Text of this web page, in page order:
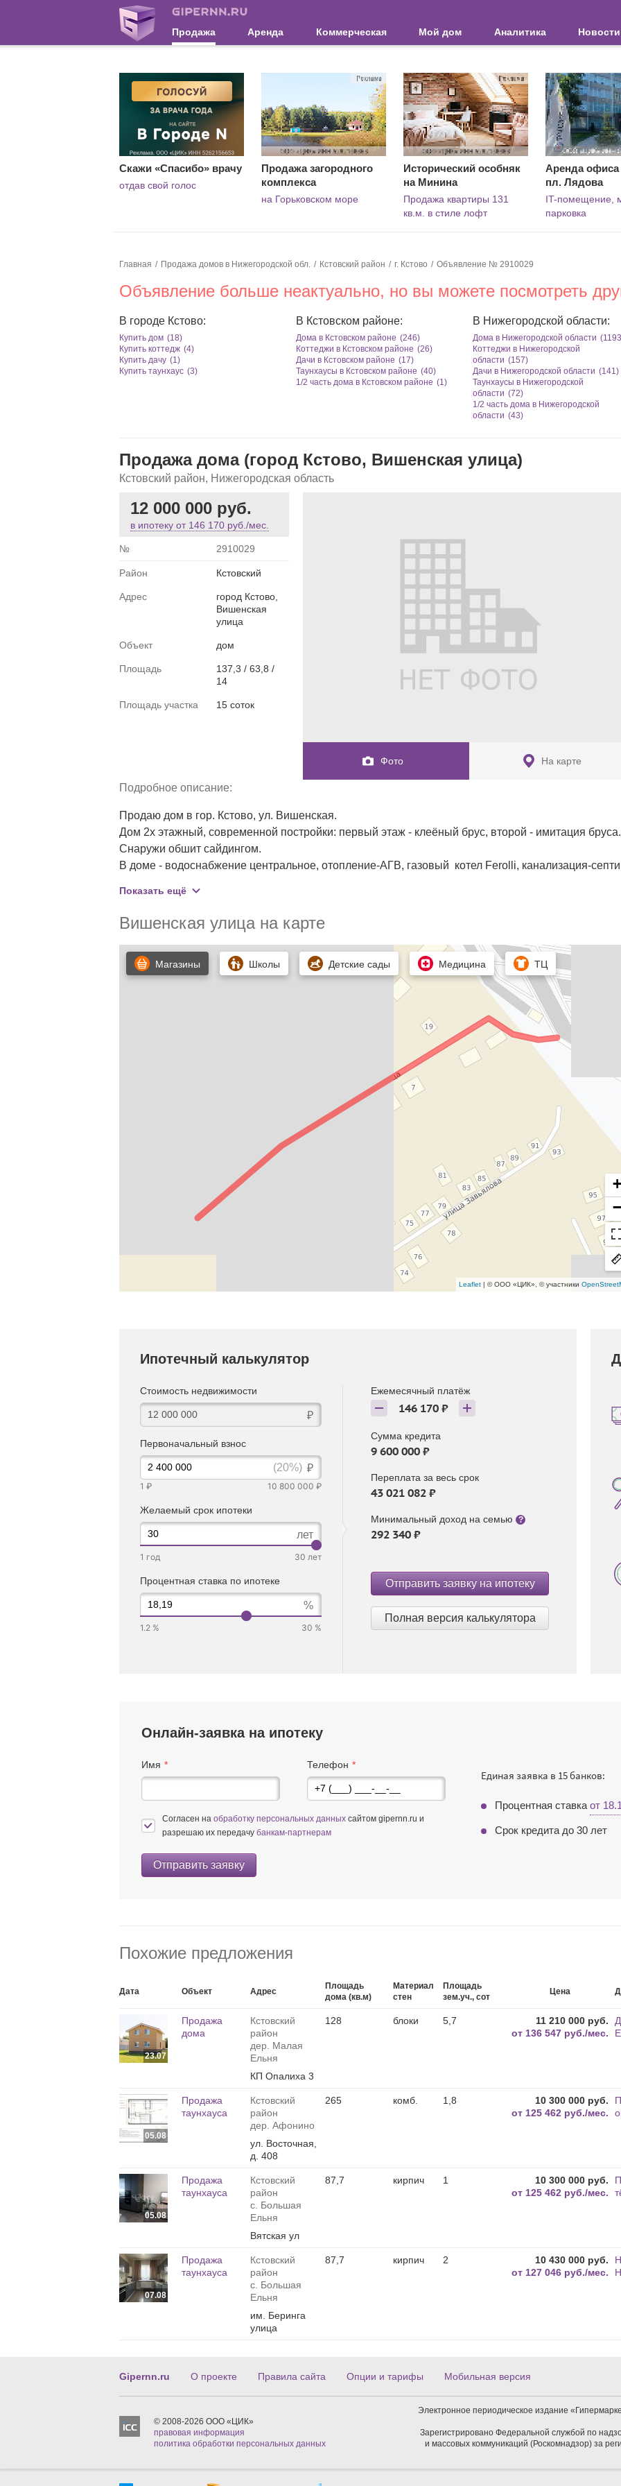
Продажа Аренда Коммерческая Мой дом Аналитика Новости
Скажи «Спасибо» врачу
отдав свой голос
Продажа загородного
комплекса
на Горьковском море
Исторический особняк
на Минина
Продажа квартиры 131
кв.м. в стиле лофт
Аренда офиса
пл. Лядова
IT-помещение,
парковка
Главная Продажа домов в Нижегородской обл. Кстовский район г. Кстово Объявление № 2910029
Объявление больше неактуально, но вы можете посмотреть
В городе Кстово:
Купить дом (18)
Купить коттедж (4)
Купить дачу (1)
Купить таунхаус (3)
В Кстовском районе:
Дома в Кстовском районе (246)
Коттеджи в Кстовском районе (26)
Дачи в Кстовском районе (17)
Таунхаусы в Кстовском районе (40)
1/2 чаcть дома в Кстовском районе (1)
В Нижегородской области:
Дома в Нижегородской области
Коттеджи в Нижегородской
области (157)
Дачи в Нижегородской области (141)
Таунхаусы в Нижегородской
области (72)
1/2 чаcть дома в Нижегородской
области (43)
Продажа дома (город Кстово, Вишенская улица)
Кстовский район, Нижегородская область
12 000 000 руб.
в ипотеку от 146 170 руб./мес.
№ 2910029
Район Кстовский
Адрес
город Кстово,
Вишенская
улица
Объект дом
Площадь
137,3 / 63,8 /
14
Площадь участка 15 соток
Фото На карте
Подробное описание:
Продаю дом в гор. Кстово, ул. Вишенская.
Дом 2х этажный, современной постройки: первый этаж - клеёный брус, второй - имитация бруса.
Снаружи обшит сайдингом.
В доме - водоснабжение центральное, отопление-АГВ, газовый  котел Ferolli, канализация-
сайдинг. Есть кирпичный гараж и крытый навес на 1 автомобиль с откатными воротами и
центральные распашные ворота (рядом с калиткой).
На участке есть вольер для собак на 2 будки, плодовые кустарники и деревья.
Один взрослый собственник.
Подходит под ипотеку.
Альтернат.
Показать ещё
Вишенская улица на карте
Магазины Школы Детские сады Медицина ТЦ
+
−
Leaflet | © ООО «ЦИК», © участники
Ипотечный калькулятор
Стоимость недвижимости
₽
Первоначальный взнос
(20%)
1 ₽ 10 800 000 ₽
₽
Желаемый срок ипотеки
1 год 30 лет
лет
Процентная ставка по ипотеке
1.2 % 30 %
%
Ежемесячный платёж
146 170 ₽
Сумма кредита
9 600 000 ₽
Переплата за весь срок
43 021 082 ₽
Минимальный доход на семью ?
292 340 ₽
Отправить заявку на ипотеку
Полная версия калькулятора
Онлайн-заявка на ипотеку
Имя Телефон
Согласен на обработку персональных данных сайтом gipernn.ru и
разрешаю их передачу банкам-партнерам
Отправить заявку
Единая заявка в 15 банков:
Процентная ставка от
Срок кредита до 30 лет
Похожие предложения
Дата Объект Адрес
Площадь
дома (кв.м)
Материал
стен
Площадь
зем.уч., сот
Цена
23.07
Продажа
дома
Кстовский
район
дер. Малая
Ельня
КП Опалиха 3
128 блоки 5,7
11 210 000 руб.
от 136 547 руб./мес.
05.08
Продажа
таунхауса
Кстовский
район
дер. Афонино
ул. Восточная,
д. 408
265 комб. 1,8
10 300 000 руб.
от 125 462 руб./мес.
05.08
Продажа
таунхауса
Кстовский
район
с. Большая
Ельня
Вятская ул
87,7 кирпич 1
10 300 000 руб.
от 125 462 руб./мес.
07.08
Продажа
таунхауса
Кстовский
район
с. Большая
Ельня
им. Беринга
улица
87,7 кирпич 2
10 430 000 руб.
от 127 046 руб./мес.
Gipernn.ru О проекте Правила сайта Опции и тарифы Мобильная версия
© 2008-2026 ООО «ЦИК»
правовая информация
политика обработки персональных данных
Электронное периодическое издание
Зарегистрировано Федеральной службой по
и массовых коммуникаций (Роскомнадзор) за